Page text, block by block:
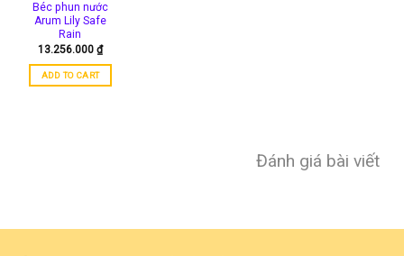
Béc phun nước
Arum Lily Safe
Rain
13.256.000 ₫
ADD TO CART
Đánh giá bài viết